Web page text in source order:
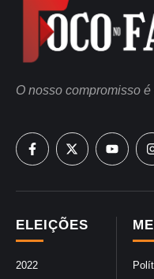
ELEIÇÕES
2022
O nosso compromisso